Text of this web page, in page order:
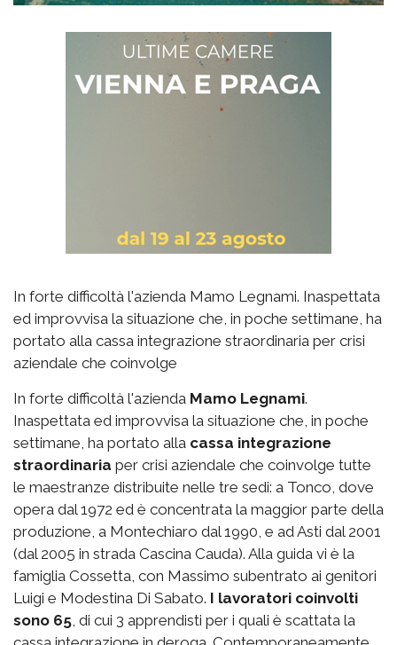
In forte difficoltà l'azienda Mamo Legnami. Inaspettata
ed improvvisa la situazione che, in poche settimane, ha
portato alla cassa integrazione straordinaria per crisi
aziendale che coinvolge
In forte difficoltà l'azienda Mamo Legnami.
Inaspettata ed improvvisa la situazione che, in poche
settimane, ha portato alla cassa integrazione
straordinaria per crisi aziendale che coinvolge tutte
le maestranze distribuite nelle tre sedi: a Tonco, dove
opera dal 1972 ed è concentrata la maggior parte della
produzione, a Montechiaro dal 1990, e ad Asti dal 2001
(dal 2005 in strada Cascina Cauda). Alla guida vi è la
famiglia Cossetta, con Massimo subentrato ai genitori
Luigi e Modestina Di Sabato. I lavoratori coinvolti
sono 65 , di cui 3 apprendisti per i quali è scattata la